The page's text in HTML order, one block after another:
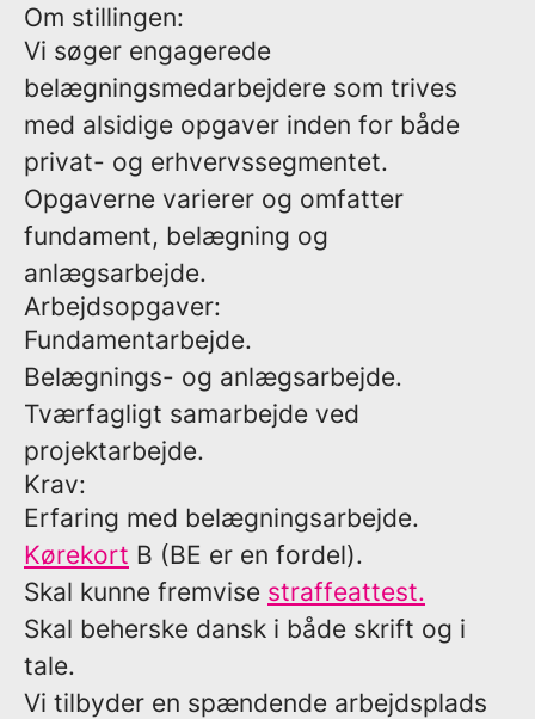
Om stillingen:
Vi søger engagerede
belægningsmedarbejdere som trives
med alsidige opgaver inden for både
privat- og erhvervssegmentet.
Opgaverne varierer og omfatter
fundament, belægning og
anlægsarbejde.
Arbejdsopgaver:
Fundamentarbejde.
Belægnings- og anlægsarbejde.
Tværfagligt samarbejde ved
projektarbejde.
Krav:
Erfaring med belægningsarbejde.
Kørekort B (BE er en fordel).
Skal kunne fremvise straffeattest.
Skal beherske dansk i både skrift og i
tale.
Vi tilbyder en spændende arbejdsplads